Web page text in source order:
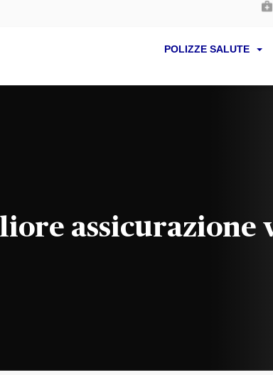
POLIZZE SALUTE
assicurazione